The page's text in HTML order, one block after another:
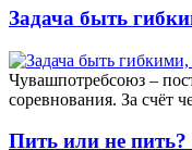
Задача быть
Чувашпотребсоюз –
соревнования. За счёт
Пить или не